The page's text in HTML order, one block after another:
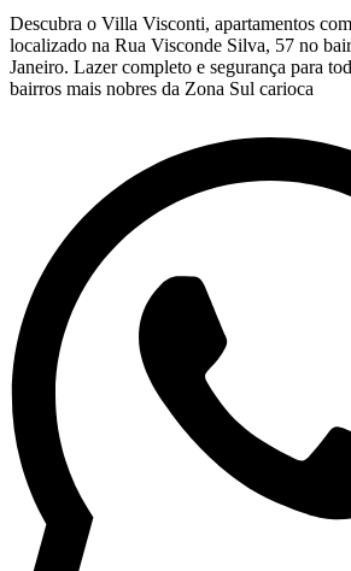
Descubra o Villa Visconti, apartamentos
localizado na Rua Visconde Silva, 57 no
Janeiro. Lazer completo e segurança para
bairros mais nobres da Zona Sul carioca